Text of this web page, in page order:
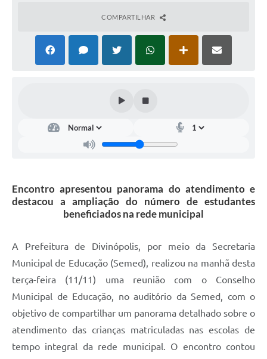
COMPARTILHAR
Encontro apresentou panorama do atendimento e
destacou a ampliação do número de estudantes
beneficiados na rede municipal
A Prefeitura de Divinópolis, por meio da Secretaria
Municipal de Educação (Semed), realizou na manhã desta
terça-feira (11/11) uma reunião com o Conselho
Municipal de Educação, no auditório da Semed, com o
objetivo de compartilhar um panorama detalhado sobre o
atendimento das crianças matriculadas nas escolas de
tempo integral da rede municipal. O encontro contou